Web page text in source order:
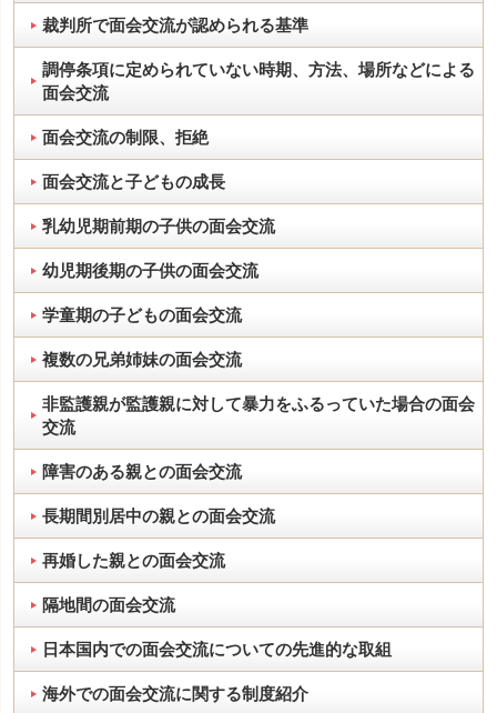
裁判所で面会交流が認められる基準
調停条項に定められていない時期、方法、場所などによる
面会交流
面会交流の制限、拒絶
面会交流と子どもの成長
乳幼児期前期の子供の面会交流
幼児期後期の子供の面会交流
学童期の子どもの面会交流
複数の兄弟姉妹の面会交流
非監護親が監護親に対して暴力をふるっていた場合の面会
交流
障害のある親との面会交流
長期間別居中の親との面会交流
再婚した親との面会交流
隔地間の面会交流
日本国内での面会交流についての先進的な取組
海外での面会交流に関する制度紹介